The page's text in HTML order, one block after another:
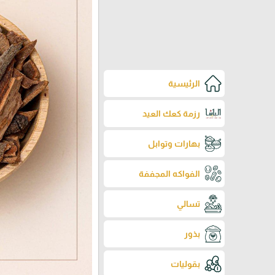
الرئيسية
رزمة كعك العيد
بهارات وتوابل
الفواكه المجففة
تسالي
بذور
بقوليات